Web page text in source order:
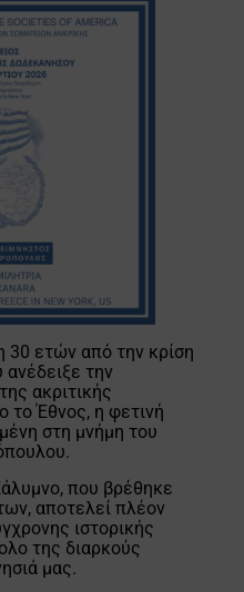
ετών από την κρίση
την
ακριτικής
το Έθνος, η φετινή
στη μνήμη του
που βρέθηκε
αποτελεί πλέον
ιστορικής
της διαρκούς
μας.